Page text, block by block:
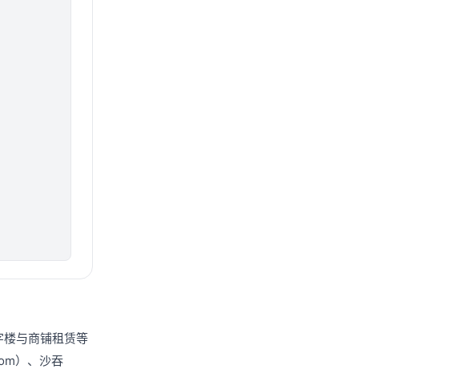
与商铺租赁等
）、沙吞